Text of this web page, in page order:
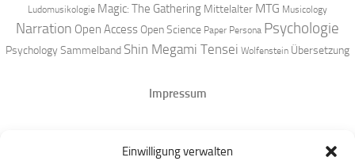
Einwilligung verwalten
Ludomusikologie Magic: The Gathering Mittelalter MTG Musicology
Narration Open Access Open Science Paper Persona Psychologie
PsychologySammelband Shin Megami Tensei Wolfenstein Übersetzung
Impressum